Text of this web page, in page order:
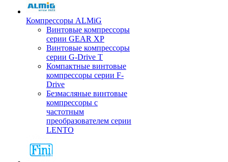
Компрессоры ALMiG
Винтовые компрессоры
серии GEAR XP
Винтовые компрессоры
серии G-Drive T
Компактные винтовые
компрессоры серии F-
Drive
Безмасляные винтовые
компрессоры с
частотным
преобразователем серии
LENTO